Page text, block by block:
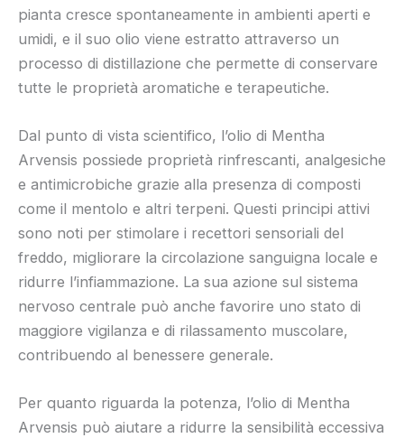
pianta cresce spontaneamente in ambienti aperti e
umidi, e il suo olio viene estratto attraverso un
processo di distillazione che permette di conservare
tutte le proprietà aromatiche e terapeutiche.
Dal punto di vista scientifico, l’olio di Mentha
Arvensis possiede proprietà rinfrescanti, analgesiche
e antimicrobiche grazie alla presenza di composti
come il mentolo e altri terpeni. Questi principi attivi
sono noti per stimolare i recettori sensoriali del
freddo, migliorare la circolazione sanguigna locale e
ridurre l’infiammazione. La sua azione sul sistema
nervoso centrale può anche favorire uno stato di
maggiore vigilanza e di rilassamento muscolare,
contribuendo al benessere generale.
Per quanto riguarda la potenza, l’olio di Mentha
Arvensis può aiutare a ridurre la sensibilità eccessiva